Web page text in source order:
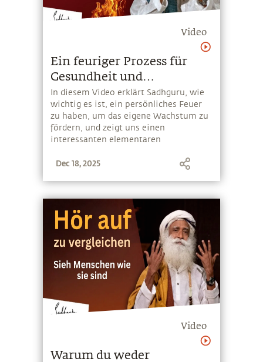
Video
Ein feuriger Prozess für
Gesundheit und
Wohlbefinden
In diesem Video erklärt Sadhguru, wie
wichtig es ist, ein persönliches Feuer
zu haben, um das eigene Wachstum zu
fördern, und zeigt uns einen
interessanten elementaren
umsetzen kann
Dec 18, 2025
Video
Warum du weder